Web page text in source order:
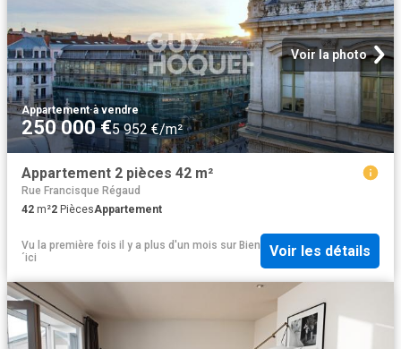
Voir la photo
Appartement·à vendre
250 000 €5 952 €/m²
Appartement 2 pièces 42 m²
Rue Francisque Régaud
42 m²2 PiècesAppartement
Vu la première fois il y a plus d'un mois sur Bien
´ici
Voir les détails